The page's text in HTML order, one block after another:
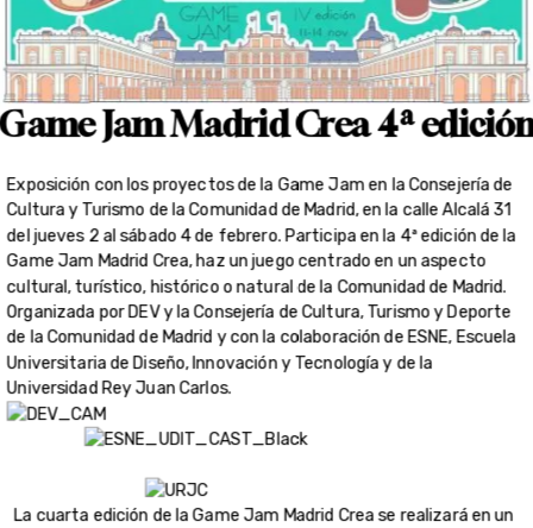
Jam Madrid Crea 4ª
Exposición con los proyectos de la Game Jam en la Consejería de
Cultura y Turismo de la Comunidad de Madrid, en la calle Alcalá 31
del jueves 2 al sábado 4 de febrero. Participa en la 4ª edición de la
Game Jam Madrid Crea, haz un juego centrado en un aspecto
cultural, turístico, histórico o natural de la Comunidad de Madrid.
Organizada por DEV y la Consejería de Cultura, Turismo y Deporte
de la Comunidad de Madrid y con la colaboración de ESNE, Escuela
Universitaria de Diseño, Innovación y Tecnología y de la
Universidad Rey Juan Carlos.
La cuarta edición de la Game Jam Madrid Crea se realizará en un